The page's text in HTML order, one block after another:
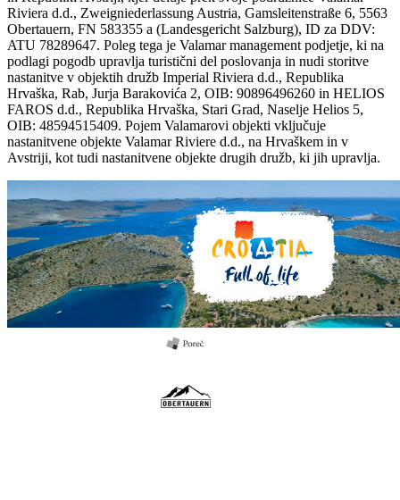
Riviera d.d., Zweigniederlassung Austria, Gamsleitenstraße 6, 5563
Obertauern, FN 583355 a (Landesgericht Salzburg), ID za DDV:
ATU 78289647. Poleg tega je Valamar management podjetje, ki na
podlagi pogodb upravlja turistični del poslovanja in nudi storitve
nastanitve v objektih družb Imperial Riviera d.d., Republika
Hrvaška, Rab, Jurja Barakovića 2, OIB: 90896496260 in HELIOS
FAROS d.d., Republika Hrvaška, Stari Grad, Naselje Helios 5,
OIB: 48594515409. Pojem Valamarovi objekti vključuje
nastanitvene objekte Valamar Riviere d.d., na Hrvaškem in v
Avstriji, kot tudi nastanitvene objekte drugih družb, ki jih upravlja.